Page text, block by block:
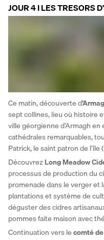
JOUR 4 I LES TRESORS
Ce matin, découverte d
sept collines, lieu où histoire
ville géorgienne d’Armagh
cathédrales remarquables,
Patrick, le saint patron de
Découvrez Long Meadow
processus de production du
promenade dans le verger et
plantations et système de
déguster des cidres
pommes faite maison avec
Continuation vers le comté